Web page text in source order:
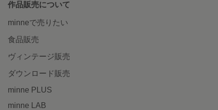
作品販売について
minneで売りたい
食品販売
ヴィンテージ販売
ダウンロード販売
minne PLUS
minne LAB